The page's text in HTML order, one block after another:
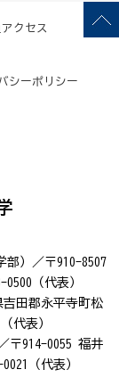
クセス
シーポリシー
部）／〒910-8507
（代表）
田郡永平寺町松
代表）
〒914-0055 福井
（代表）